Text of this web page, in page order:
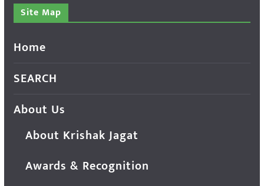
Site Map
Home
SEARCH
About Us
About Krishak Jagat
Awards & Recognition